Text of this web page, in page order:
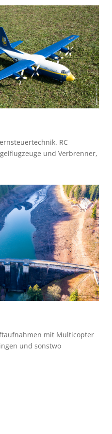
RC
und Verbrenner,
mit Multicopter
und sonstwo